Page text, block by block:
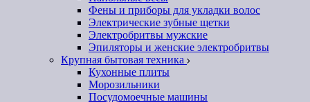
Фены и приборы для укладки волос
Электрические зубные щетки
Электробритвы мужские
Эпиляторы и женские электробритвы
Крупная бытовая техника
Кухонные плиты
Морозильники
Посудомоечные машины